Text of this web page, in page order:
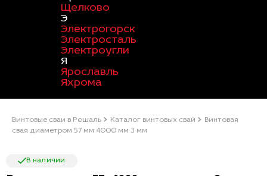
Щелково
Э
Электрогорск
Электросталь
Электроугли
Я
Ярославль
Яхрома
Винтовые сваи в Рошаль Каталог винтовых свай
Винтовая
свая диаметром 57 мм 4000 мм 3 мм
В наличии